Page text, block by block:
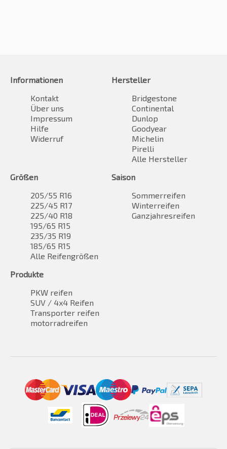
Informationen
Kontakt
Über uns
Impressum
Hilfe
Widerruf
Hersteller
Bridgestone
Continental
Dunlop
Goodyear
Michelin
Pirelli
Alle Hersteller
Größen
205/55 R16
225/45 R17
225/40 R18
195/65 R15
235/35 R19
185/65 R15
Alle Reifengrößen
Saison
Sommerreifen
Winterreifen
Ganzjahresreifen
Produkte
PKW reifen
SUV / 4x4 Reifen
Transporter reifen
motorradreifen